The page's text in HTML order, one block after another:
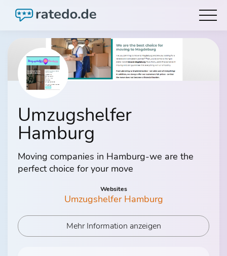
Umzugshelfer
Hamburg
Moving companies in Hamburg-we are the
perfect choice for your move
Websites
Umzugshelfer Hamburg
Mehr Information anzeigen